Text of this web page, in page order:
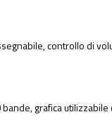
controllo di
grafica